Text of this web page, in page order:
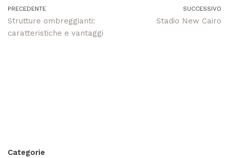
e
b dI
PRECEDENTE
Strutture ombreggianti:
caratteristiche e vantaggi
SUCCESSIVO
Stadio New Cairo
Categorie